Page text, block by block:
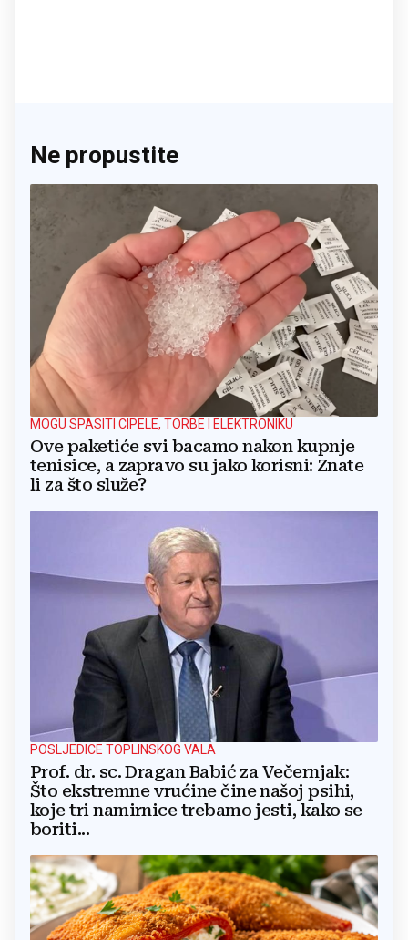
Ne propustite
MOGU SPASITI CIPELE, TORBE I ELEKTRONIKU
Ove paketiće svi bacamo nakon kupnje
tenisice, a zapravo su jako korisni: Znate
li za što služe?
POSLJEDICE TOPLINSKOG VALA
Prof. dr. sc. Dragan Babić za Večernjak:
Što ekstremne vrućine čine našoj psihi,
koje tri namirnice trebamo jesti, kako se
boriti...